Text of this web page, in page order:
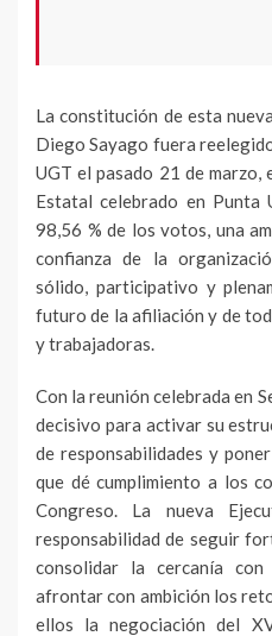
La constitución de esta
Diego Sayago fuera
UGT el pasado 21 de marzo,
Estatal celebrado en Punta
98,56 % de los votos, una
confianza de la
sólido, participativo y
futuro de la afiliación y de
y trabajadoras.
Con la reunión celebrada en
decisivo para activar su
de responsabilidades y
que dé cumplimiento a los
Congreso. La nueva
responsabilidad de seguir
consolidar la cercanía
afrontar con ambición los
ellos la negociación del